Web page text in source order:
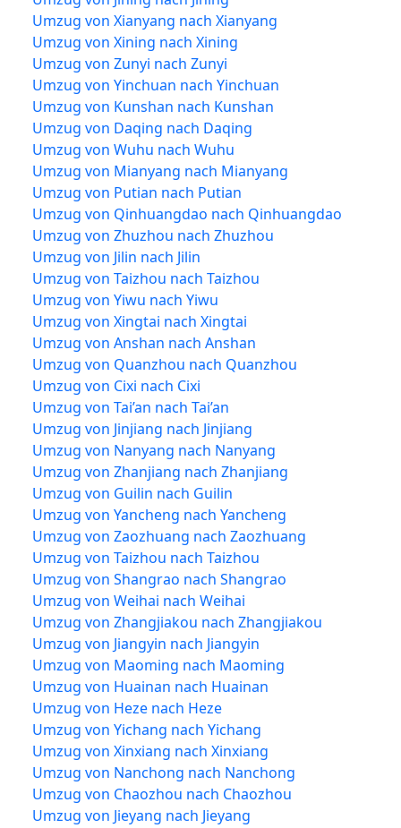
Umzug von Xianyang nach Xianyang
Umzug von Xining nach Xining
Umzug von Zunyi nach Zunyi
Umzug von Yinchuan nach Yinchuan
Umzug von Kunshan nach Kunshan
Umzug von Daqing nach Daqing
Umzug von Wuhu nach Wuhu
Umzug von Mianyang nach Mianyang
Umzug von Putian nach Putian
Umzug von Qinhuangdao nach Qinhuangdao
Umzug von Zhuzhou nach Zhuzhou
Umzug von Jilin nach Jilin
Umzug von Taizhou nach Taizhou
Umzug von Yiwu nach Yiwu
Umzug von Xingtai nach Xingtai
Umzug von Anshan nach Anshan
Umzug von Quanzhou nach Quanzhou
Umzug von Cixi nach Cixi
Umzug von Tai’an nach Tai’an
Umzug von Jinjiang nach Jinjiang
Umzug von Nanyang nach Nanyang
Umzug von Zhanjiang nach Zhanjiang
Umzug von Guilin nach Guilin
Umzug von Yancheng nach Yancheng
Umzug von Zaozhuang nach Zaozhuang
Umzug von Taizhou nach Taizhou
Umzug von Shangrao nach Shangrao
Umzug von Weihai nach Weihai
Umzug von Zhangjiakou nach Zhangjiakou
Umzug von Jiangyin nach Jiangyin
Umzug von Maoming nach Maoming
Umzug von Huainan nach Huainan
Umzug von Heze nach Heze
Umzug von Yichang nach Yichang
Umzug von Xinxiang nach Xinxiang
Umzug von Nanchong nach Nanchong
Umzug von Chaozhou nach Chaozhou
Umzug von Jieyang nach Jieyang